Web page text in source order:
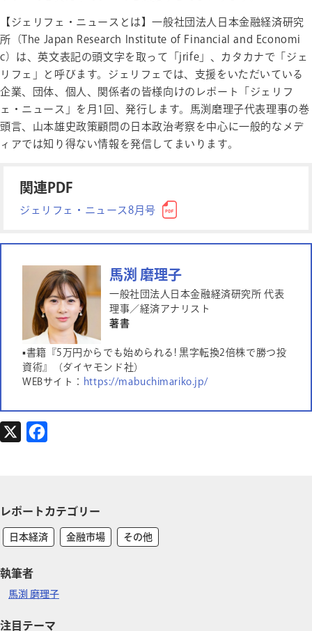
【ジェリフェ・ニュースとは】一般社団法人日本金融経済研究
所（The Japan Research Institute of Financial and Economi
c）は、英文表記の頭文字を取って「jrife」、カタカナで「ジェ
リフェ」と呼びます。ジェリフェでは、支援をいただいている
企業、団体、個人、関係者の皆様向けのレポート「ジェリフ
ェ・ニュース」を月1回、発行します。馬渕磨理子代表理事の巻
頭言、山本雄史政策顧問の日本政治考察を中心に一般的なメデ
ィアでは知り得ない情報を発信してまいります。
関連PDF
ジェリフェ・ニュース8月号
馬渕 磨理子
一般社団法人日本金融経済研究所 代表
理事／経済アナリスト
著書
▪書籍『5万円からでも始められる! 黒字転換2倍株で勝つ投
資術』（ダイヤモンド社）
WEBサイト：
https://mabuchimariko.jp/
b
o
レポートカテゴリー
日本経済 金融市場 その他
執筆者
馬渕 磨理子
注目テーマ